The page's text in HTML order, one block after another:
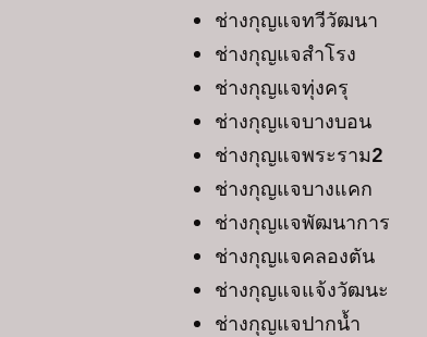
ช่างกุญแจทวีวัฒนา
ช่างกุญแจสำโรง
ช่างกุญแจทุ่งครุ
ช่างกุญแจบางบอน
ช่างกุญแจพระราม2
ช่างกุญแจบางแคก
ช่างกุญแจพัฒนาการ
ช่างกุญแจคลองตัน
ช่างกุญแจแจ้งวัฒนะ
ช่างกุญแจปากน้ำ